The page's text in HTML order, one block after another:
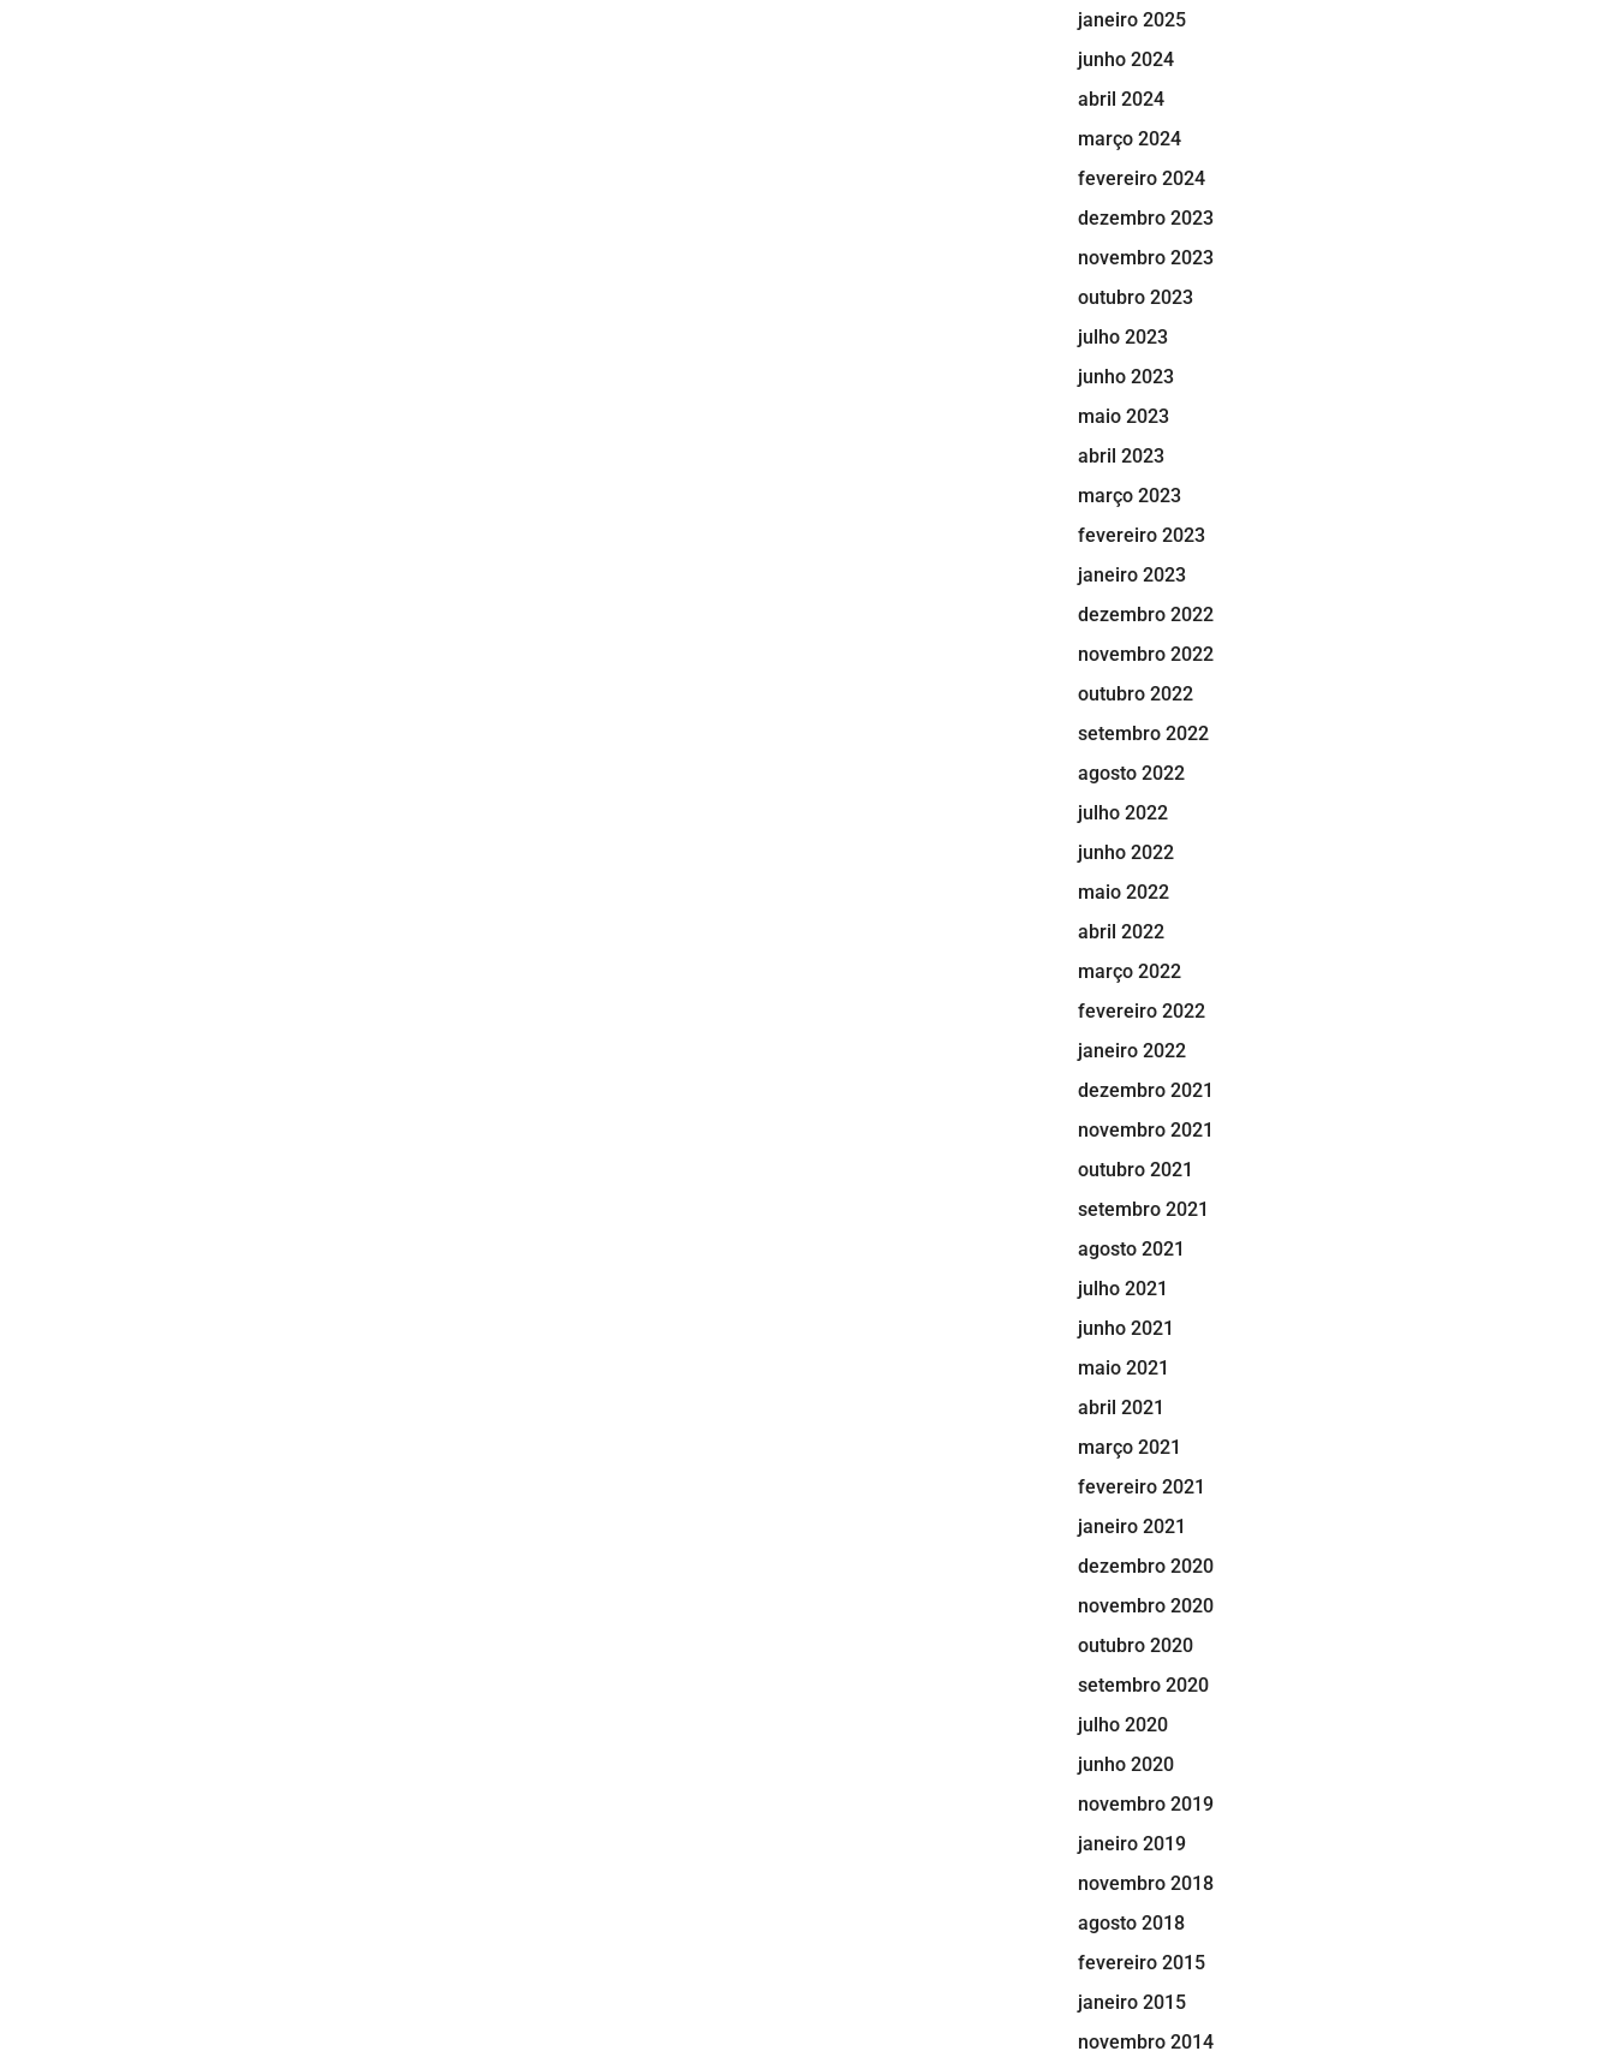
janeiro 2025
junho 2024
abril 2024
março 2024
fevereiro 2024
dezembro 2023
novembro 2023
outubro 2023
julho 2023
junho 2023
maio 2023
abril 2023
março 2023
fevereiro 2023
janeiro 2023
dezembro 2022
novembro 2022
outubro 2022
setembro 2022
agosto 2022
julho 2022
junho 2022
maio 2022
abril 2022
março 2022
fevereiro 2022
janeiro 2022
dezembro 2021
novembro 2021
outubro 2021
setembro 2021
agosto 2021
julho 2021
junho 2021
maio 2021
abril 2021
março 2021
fevereiro 2021
janeiro 2021
dezembro 2020
novembro 2020
outubro 2020
setembro 2020
julho 2020
junho 2020
novembro 2019
janeiro 2019
novembro 2018
agosto 2018
fevereiro 2015
janeiro 2015
novembro 2014